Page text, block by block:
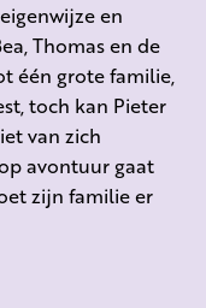
en
Thomas en de
één grote familie,
toch kan Pieter
van zich
avontuur gaat
zijn familie er